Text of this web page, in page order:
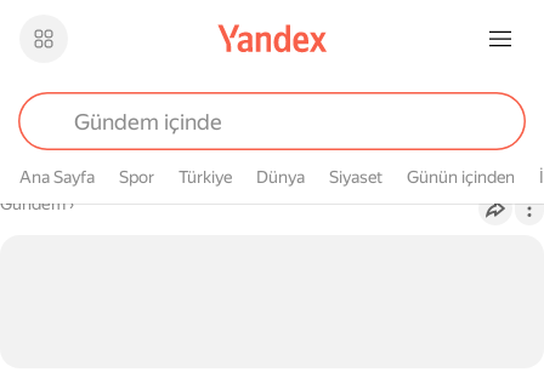
Ana Sayfa Spor Türkiye Dünya Siyaset Günün içinden
Buradasın
Gündem›